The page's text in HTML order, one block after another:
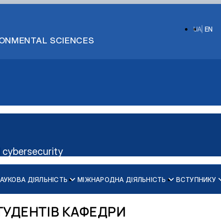
SCIENCES
EN
UA
cybersecurity
ДІЯЛЬНІСТЬ МІЖНАРОДНА ДІЯЛЬНІСТЬ ВСТУПНИКУ
більше любить «програмуват…
КАФЕДРИ